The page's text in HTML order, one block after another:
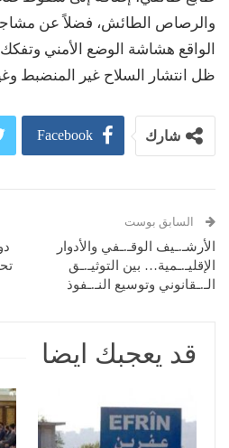
والرصاص الطائش، فضلاً عن
الواقع هشاشة الوضع الأمني
ظل انتشار السلاح غير المنضبط
شارك Facebook
السابق بوست
الأرشـ.ـيف الوقـ.ـفي والأدوار
الإقليـ.ـمية… بين التوثيـ.ـق
الـ.ـقانوني وتوسيع النـ.ـفوذ
قد يعجبك ايضا